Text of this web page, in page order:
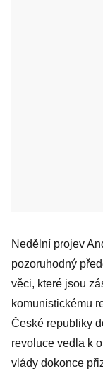
Nedělní projev
pozoruhodný
věci, které jsou
komunistickému
České republiky
revoluce vedla k
vlády dokonce